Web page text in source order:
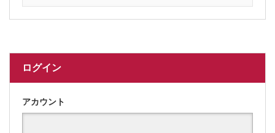
ログイン
アカウント